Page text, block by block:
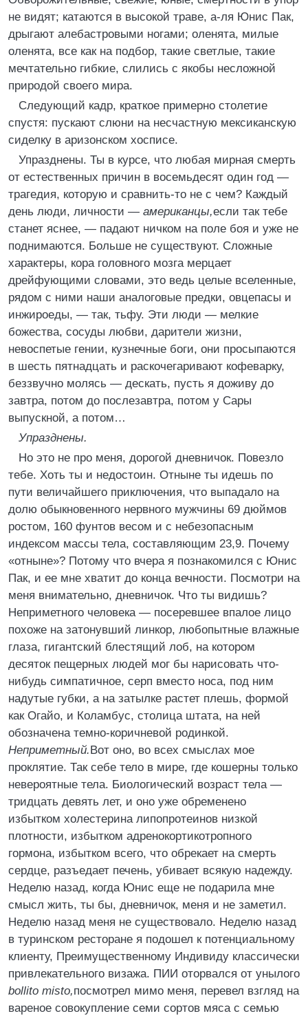
не видят; катаются в высокой траве, а-ля Юнис Пак,
дрыгают алебастровыми ногами; оленята, милые
оленята, все как на подбор, такие светлые, такие
мечтательно гибкие, слились с якобы несложной
природой своего мира.
Следующий кадр, краткое примерно столетие
спустя: пускают слюни на несчастную мексиканскую
сиделку в аризонском хосписе.
Упразднены. Ты в курсе, что любая мирная смерть
от естественных причин в восемьдесят один год —
трагедия, которую и сравнить-то не с чем? Каждый
день люди, личности — американцы,если так тебе
станет яснее, — падают ничком на поле боя и уже не
поднимаются. Больше не существуют. Сложные
характеры, кора головного мозга мерцает
дрейфующими словами, это ведь целые вселенные,
рядом с ними наши аналоговые предки, овцепасы и
инжироеды, — так, тьфу. Эти люди — мелкие
божества, сосуды любви, дарители жизни,
невоспетые гении, кузнечные боги, они просыпаются
в шесть пятнадцать и раскочегаривают кофеварку,
беззвучно молясь — дескать, пусть я доживу до
завтра, потом до послезавтра, потом у Сары
выпускной, а потом…
Упразднены.
Но это не про меня, дорогой дневничок. Повезло
тебе. Хоть ты и недостоин. Отныне ты идешь по
пути величайшего приключения, что выпадало на
долю обыкновенного нервного мужчины 69 дюймов
ростом, 160 фунтов весом и с небезопасным
индексом массы тела, составляющим 23,9. Почему
«отныне»? Потому что вчера я познакомился с Юнис
Пак, и ее мне хватит до конца вечности. Посмотри на
меня внимательно, дневничок. Что ты видишь?
Неприметного человека — посеревшее впалое лицо
похоже на затонувший линкор, любопытные влажные
глаза, гигантский блестящий лоб, на котором
десяток пещерных людей мог бы нарисовать что-
нибудь симпатичное, серп вместо носа, под ним
надутые губки, а на затылке растет плешь, формой
как Огайо, и Коламбус, столица штата, на ней
обозначена темно-коричневой родинкой.
Неприметный.Вот оно, во всех смыслах мое
проклятие. Так себе тело в мире, где кошерны только
невероятные тела. Биологический возраст тела —
тридцать девять лет, и оно уже обременено
избытком холестерина липопротеинов низкой
плотности, избытком адренокортикотропного
гормона, избытком всего, что обрекает на смерть
сердце, разъедает печень, убивает всякую надежду.
Неделю назад, когда Юнис еще не подарила мне
смысл жить, ты бы, дневничок, меня и не заметил.
Неделю назад меня не существовало. Неделю назад
в туринском ресторане я подошел к потенциальному
клиенту, Преимущественному Индивиду классически
привлекательного визажа. ПИИ оторвался от унылого
bollito misto,посмотрел мимо меня, перевел взгляд на
вареное совокупление семи сортов мяса с семью